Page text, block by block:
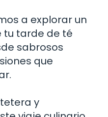
a explorar un
tu tarde de té
sabrosos
que
y